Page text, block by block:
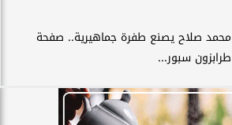
محمد صلاح يصنع طفرة جماهيرية.. صفحة
طرابزون سبور...